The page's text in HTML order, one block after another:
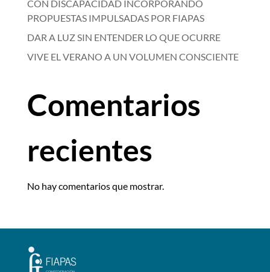
CON DISCAPACIDAD INCORPORANDO
PROPUESTAS IMPULSADAS POR FIAPAS
DAR A LUZ SIN ENTENDER LO QUE OCURRE
VIVE EL VERANO A UN VOLUMEN CONSCIENTE
Comentarios
recientes
No hay comentarios que mostrar.